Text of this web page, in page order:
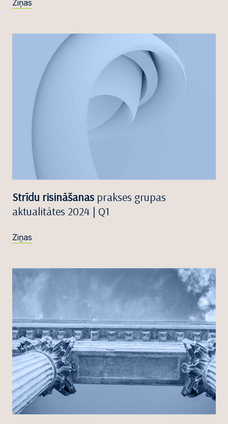
Ziņas
Strīdu risināšanas prakses grupas
aktualitātes 2024 | Q1
Ziņas